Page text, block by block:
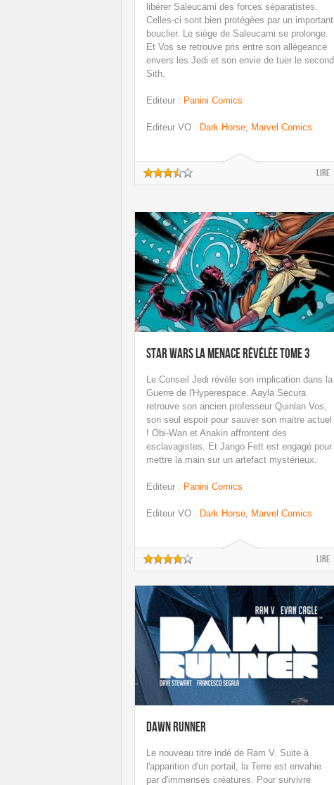
libérer Saleucami des forces séparatistes.
Celles-ci sont bien protégées par un important
bouclier. Le siège de Saleucami se prolonge.
Et Vos se retrouve pris entre son allégeance
envers les Jedi et son envie de tuer le second
Sith.
Editeur : Panini Comics
Editeur VO : Dark Horse Marvel Comics
Lire
Star Wars La Menace Révélée Tome 3
Le Conseil Jedi révèle son implication dans la
Guerre de l'Hyperespace. Aayla Secura
retrouve son ancien professeur Quinlan Vos,
son seul espoir pour sauver son maitre actuel
! Obi-Wan et Anakin affrontent des
esclavagistes. Et Jango Fett est engagé pour
mettre la main sur un artefact mystérieux.
Editeur : Panini Comics
Editeur VO : Dark Horse Marvel Comics
Lire
Dawn Runner
Le nouveau titre indé de Ram V. Suite à
l'apparition d'un portail, la Terre est envahie
par d'immenses créatures. Pour survivre